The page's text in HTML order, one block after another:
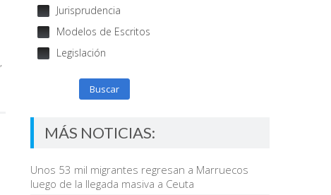
,
Jurisprudencia
Modelos de Escritos
Legislación
Buscar
MÁS NOTICIAS:
Unos 53 mil migrantes regresan a Marruecos
luego de la llegada masiva a Ceuta